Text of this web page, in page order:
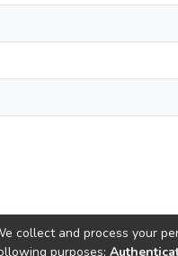
collect and process your
purposes: